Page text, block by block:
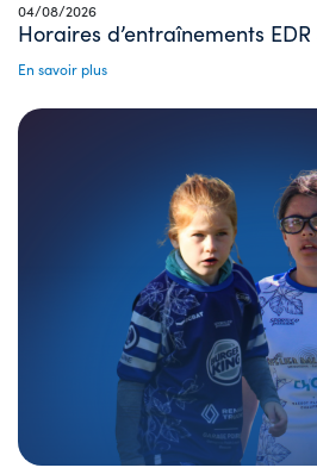
04/08/2026
Horaires d’entraînements
En savoir plus